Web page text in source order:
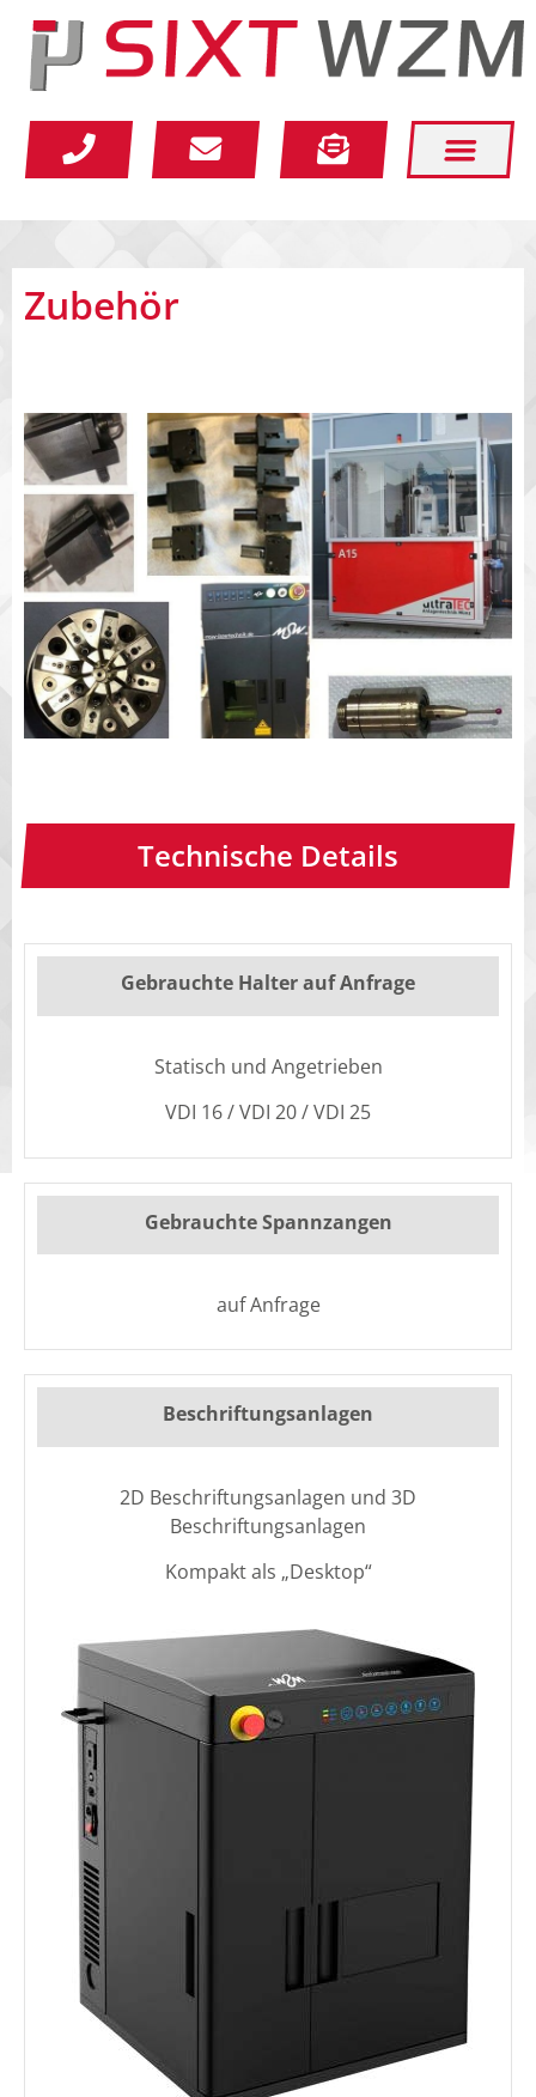
Home
Aktuelles
Maschinenportal
Gebrauchtmaschinen
Technologien
Partner
Über Uns
Kontakt
Zubehör
Technische Details
Gebrauchte Halter auf Anfrage
Statisch und Angetrieben
VDI 16 / VDI 20 / VDI 25
Gebrauchte Spannzangen
auf Anfrage
Beschriftungsanlagen
2D Beschriftungsanlagen und 3D
Beschriftungsanlagen
Kompakt als „Desktop“